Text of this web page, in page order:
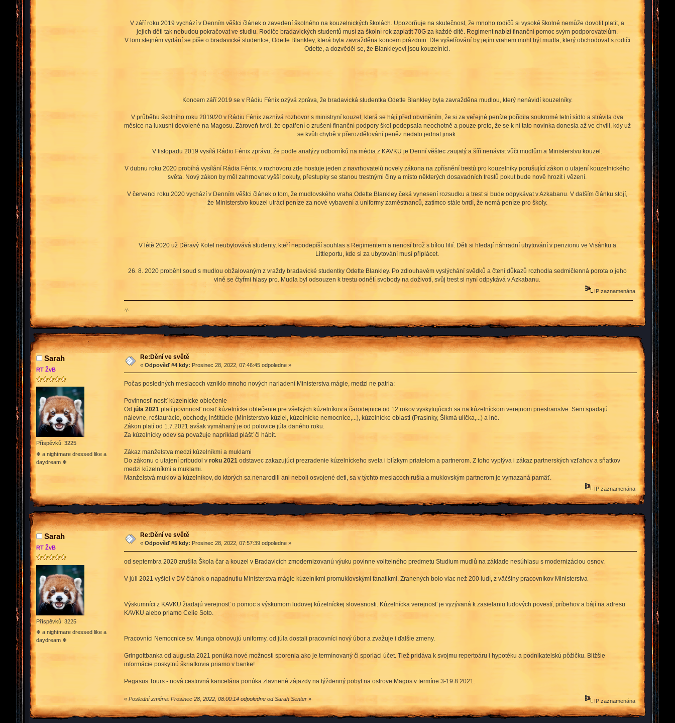
V září roku 2019 vychází v Denním věštci článek o zavedení školného na kouzelnických školách. Upozorňuje na skutečnost, že mnoho rodičů si vysoké školné nemůže dovolit platit, a
jejich děti tak nebudou pokračovat ve studiu. Rodiče bradavických studentů musí za školní rok zaplatit 70G za každé dítě. Regiment nabízí finanční pomoc svým podporovatelům.
V tom stejném vydání se píše o bradavické studentce, Odette Blankley, která byla zavražděna koncem prázdnin. Dle vyšetřování by jejím vrahem mohl být mudla, který obchodoval s rodiči
Odette, a dozvěděl se, že Blankleyovi jsou kouzelníci.
Koncem září 2019 se v Rádiu Fénix ozývá zpráva, že bradavická studentka Odette Blankley byla zavražděna mudlou, který nenávidí kouzelníky.
V průběhu školního roku 2019/20 v Rádiu Fénix zaznívá rozhovor s ministryní kouzel, která se hájí před obviněním, že si za veřejné peníze pořídila soukromé letní sídlo a strávila dva
měsíce na luxusní dovolené na Magosu. Zároveň tvrdí, že opatření o zrušení finanční podpory škol podepsala neochotně a pouze proto, že se k ní tato novinka donesla až ve chvíli, kdy už
se kvůli chybě v přerozdělování peněz nedalo jednat jinak.
V listopadu 2019 vysílá Rádio Fénix zprávu, že podle analýzy odborníků na média z KAVKU je Denní věštec zaujatý a šíří nenávist vůči mudlům a Ministerstvu kouzel.
V dubnu roku 2020 probíhá vysílání Rádia Fénix, v rozhovoru zde hostuje jeden z navrhovatelů novely zákona na zpřísnění trestů pro kouzelníky porušující zákon o utajení kouzelnického
světa. Nový zákon by měl zahrnovat vyšší pokuty, přestupky se stanou trestnými činy a místo některých dosavadních trestů pokut bude nově hrozit i vězení.
V červenci roku 2020 vychází v Denním věštci článek o tom, že mudlovského vraha Odette Blankley čeká vynesení rozsudku a trest si bude odpykávat v Azkabanu. V dalším článku stojí,
že Ministerstvo kouzel utrácí peníze za nové vybavení a uniformy zaměstnanců, zatímco stále tvrdí, že nemá peníze pro školy.
V létě 2020 už Děravý Kotel neubytovává studenty, kteří nepodepíší souhlas s Regimentem a nenosí brož s bílou lilií. Děti si hledají náhradní ubytování v penzionu ve Visánku a
Littleportu, kde si za ubytování musí připlácet.
26. 8. 2020 proběhl soud s mudlou obžalovaným z vraždy bradavické studentky Odette Blankley. Po zdlouhavém vyslýchání svědků a čtení důkazů rozhodla sedmičlenná porota o jeho
vině se čtyřmi hlasy pro. Mudla byl odsouzen k trestu odnětí svobody na doživotí, svůj trest si nyní odpykává v Azkabanu.
IP zaznamenána
♧
Sarah
RT ŽvB
Příspěvků: 3225
❄ a nightmare dressed like a
daydream ❄
Re:Dění ve světě
« Odpověď #4 kdy: Prosinec 28, 2022, 07:46:45 odpoledne »
Počas posledných mesiacoch vzniklo mnoho nových nariadení Ministerstva mágie, medzi ne patria:
Povinnosť nosiť kúzelnícke oblečenie
Od júla 2021platí povinnosť nosiť kúzelnícke oblečenie pre všetkých kúzelníkov a čarodejnice od 12 rokov vyskytujúcich sa na kúzelníckom verejnom priestranstve. Sem spadajú
nálevne, reštaurácie, obchody, inštitúcie (Ministerstvo kúziel, kúzelnícke nemocnice,...), kúzelnícke oblasti (Prasinky, Šikmá ulička,...) a iné.
Zákon platí od 1.7.2021 avšak vymáhaný je od polovice júla daného roku.
Za kúzelnícky odev sa považuje napríklad plášť či hábit.
Zákaz manželstva medzi kúzelníkmi a muklami
Do zákonu o utajení pribudol v roku 2021 odstavec zakazujúci prezradenie kúzelníckeho sveta i blízkym priatelom a partnerom. Z toho vyplýva i zákaz partnerských vzťahov a sňatkov
medzi kúzelníkmi a muklami.
Manželstvá muklov a kúzelníkov, do ktorých sa nenarodili ani neboli osvojené deti, sa v týchto mesiacoch rušia a muklovským partnerom je vymazaná pamäť.
IP zaznamenána
Sarah
RT ŽvB
Příspěvků: 3225
❄ a nightmare dressed like a
daydream ❄
Re:Dění ve světě
« Odpověď #5 kdy: Prosinec 28, 2022, 07:57:39 odpoledne »
od septembra 2020 zrušila Škola čar a kouzel v Bradavicích zmodernizovanú výuku povinne volitelného predmetu Studium mudlů na základe nesúhlasu s modernizáciou osnov.
V júli 2021 vyšiel v DV článok o napadnutiu Ministerstva mágie kúzelníkmi promuklovskými fanatikmi. Zranených bolo viac než 200 ludí, z väčšiny pracovníkov Ministerstva
Výskumníci z KAVKU žiadajú verejnosť o pomoc s výskumom ludovej kúzelníckej slovesnosti. Kúzelnícka verejnosť je vyzývaná k zasielaniu ludových povestí, príbehov a bájí na adresu
KAVKU alebo priamo Celie Soto.
Pracovníci Nemocnice sv. Munga obnovujú uniformy, od júla dostali pracovníci nový úbor a zvažuje i ďalšie zmeny.
Gringottbanka od augusta 2021 ponúka nové možnosti sporenia ako je termínovaný či sporiaci účet. Tiež pridáva k svojmu repertoáru i hypotéku a podnikatelskú pôžičku. Bližšie
informácie poskytnú škriatkovia priamo v banke!
Pegasus Tours - nová cestovná kancelária ponúka zlavnené zájazdy na týždenný pobyt na ostrove Magos v termíne 3-19.8.2021.
« Poslední změna: Prosinec 28, 2022, 08:00:14 odpoledne od Sarah Senter» IP zaznamenána